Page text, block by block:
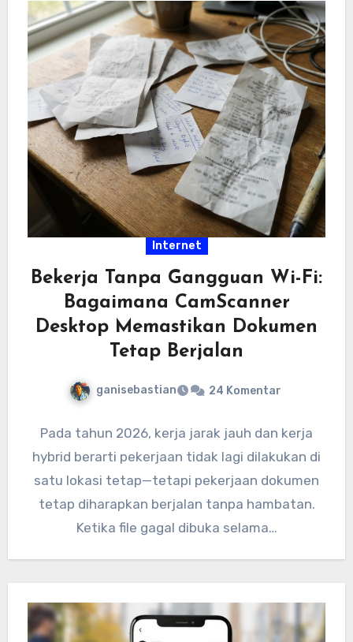
Internet
Bekerja Tanpa Gangguan Wi-Fi:
Bagaimana CamScanner
Desktop Memastikan Dokumen
Tetap Berjalan
ganisebastian 24 Komentar
Pada tahun 2026, kerja jarak jauh dan kerja
hybrid berarti pekerjaan tidak lagi dilakukan di
satu lokasi tetap—tetapi pekerjaan dokumen
tetap diharapkan berjalan tanpa hambatan.
Ketika file gagal dibuka selama…